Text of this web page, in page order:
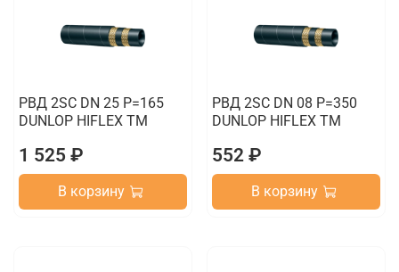
РВД 2SC DN 25 P=165
DUNLOP HIFLEX TM
1 525 ₽
В корзину
РВД 2SC DN 08 P=350
DUNLOP HIFLEX TM
552 ₽
В корзину